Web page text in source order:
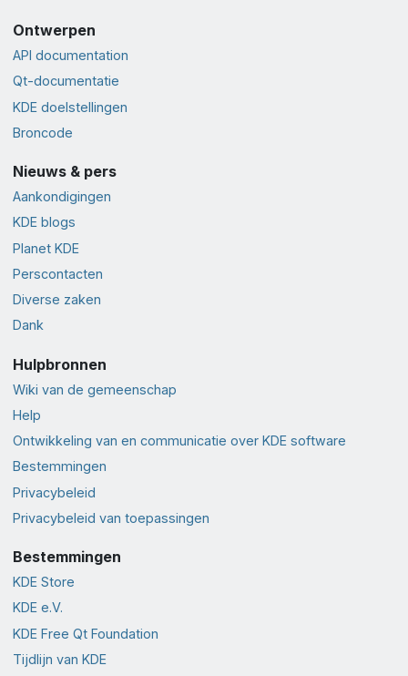
Ontwerpen
API documentation
Qt-documentatie
KDE doelstellingen
Broncode
Nieuws & pers
Aankondigingen
KDE blogs
Planet KDE
Perscontacten
Diverse zaken
Dank
Hulpbronnen
Wiki van de gemeenschap
Help
Ontwikkeling van en communicatie over KDE software
Bestemmingen
Privacybeleid
Privacybeleid van toepassingen
Bestemmingen
KDE Store
KDE e.V.
KDE Free Qt Foundation
Tijdlijn van KDE